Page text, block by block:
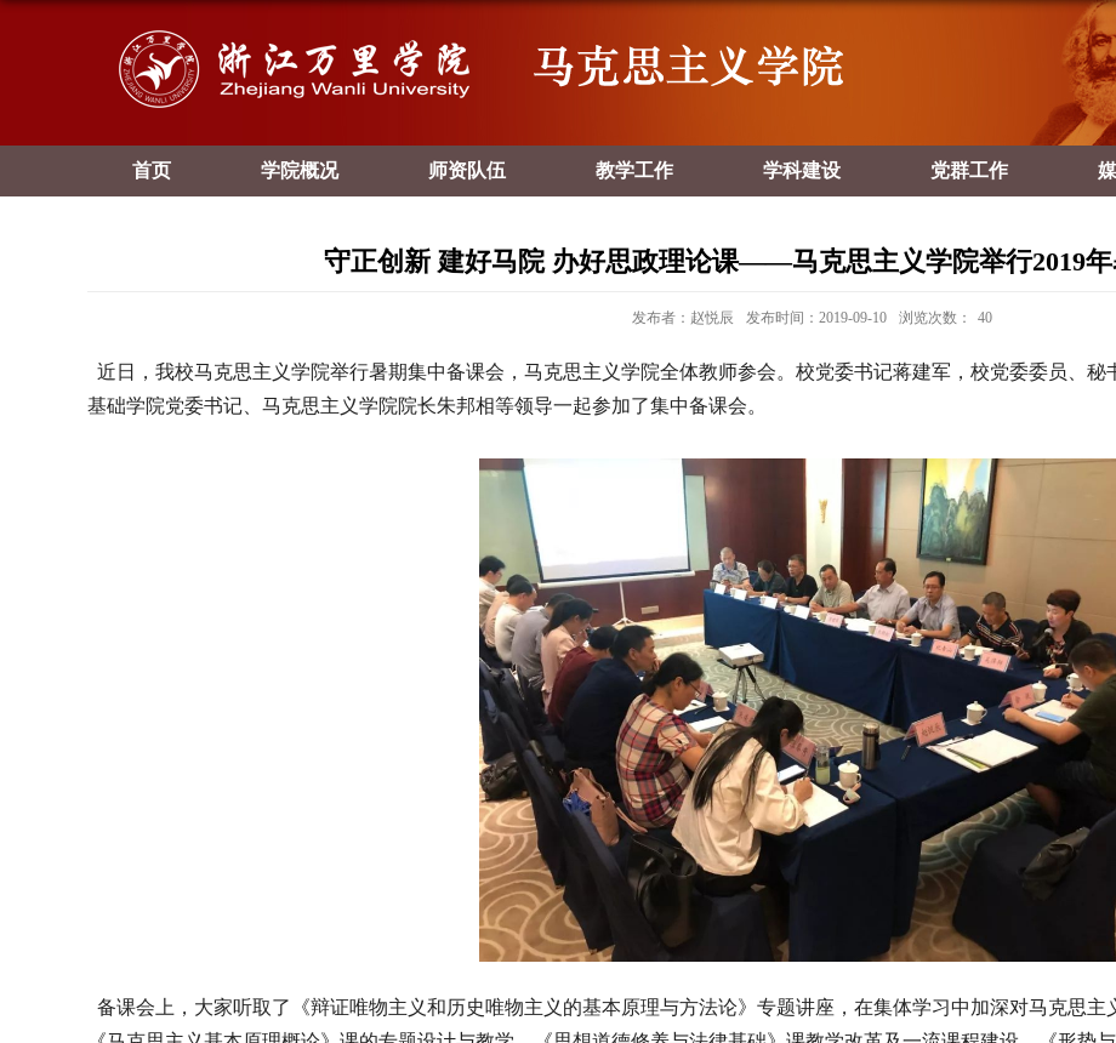
首页 学院概况 师资队伍 教学工作 学科建设 党群工作
守正创新 建好马院 办好思政理论课——马克思主义学院举行2019年
发布者：赵悦辰 发布时间：2019-09-10 浏览次数： 40
近日，我校马克思主义学院举行暑期集中备课会，马克思主义学院全体教师参会。校党委书记蒋建军，校党委委员、秘
基础学院党委书记、马克思主义学院院长朱邦相等领导一起参加了集中备课会。
备课会上，大家听取了《辩证唯物主义和历史唯物主义的基本原理与方法论》专题讲座，在集体学习中加深对马克思